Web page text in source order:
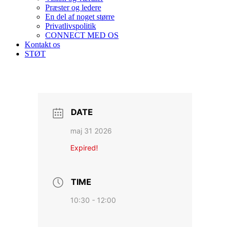
Præster og ledere
En del af noget større
Privatlivspolitik
CONNECT MED OS
Kontakt os
STØT
DATE
maj 31 2026
Expired!
TIME
10:30 - 12:00